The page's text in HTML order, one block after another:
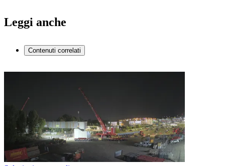
Leggi anche
Contenuti correlati